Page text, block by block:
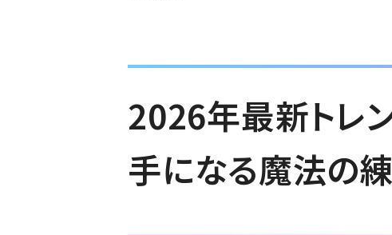
2026年最新トレ
手になる魔法の